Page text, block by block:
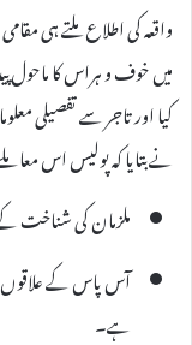
واقعہ کی اطلاع ملتے ہی
میں خوف و ہراس کا ماحول
کیا اور تاجر سے تفصیلی
نے بتایا کہ پولیس اس
ملزمان کی شناخت
آس پاس کے علاقوں
ہے۔